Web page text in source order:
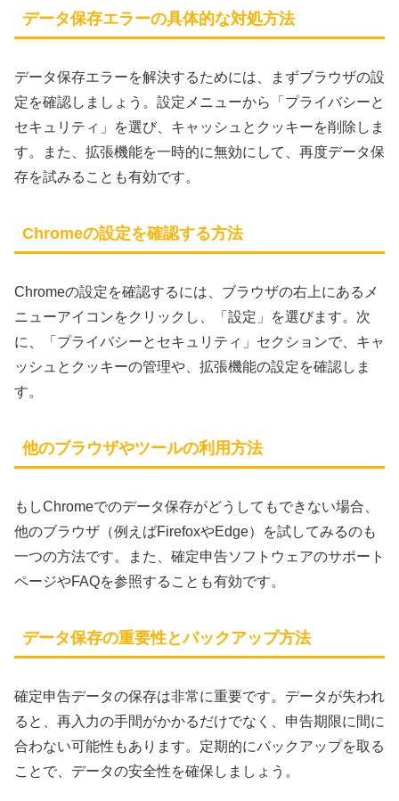
データ保存エラーの具体的な対処方法
データ保存エラーを解決するためには、まずブラウザの設
定を確認しましょう。設定メニューから「プライバシーと
セキュリティ」を選び、キャッシュとクッキーを削除しま
す。また、拡張機能を一時的に無効にして、再度データ保
存を試みることも有効です。
Chromeの設定を確認する方法
Chromeの設定を確認するには、ブラウザの右上にあるメ
ニューアイコンをクリックし、「設定」を選びます。次
に、「プライバシーとセキュリティ」セクションで、キャ
ッシュとクッキーの管理や、拡張機能の設定を確認しま
す。
他のブラウザやツールの利用方法
もしChromeでのデータ保存がどうしてもできない場合、
他のブラウザ（例えばFirefoxやEdge）を試してみるのも
一つの方法です。また、確定申告ソフトウェアのサポート
ページやFAQを参照することも有効です。
データ保存の重要性とバックアップ方法
確定申告データの保存は非常に重要です。データが失われ
ると、再入力の手間がかかるだけでなく、申告期限に間に
合わない可能性もあります。定期的にバックアップを取る
ことで、データの安全性を確保しましょう。